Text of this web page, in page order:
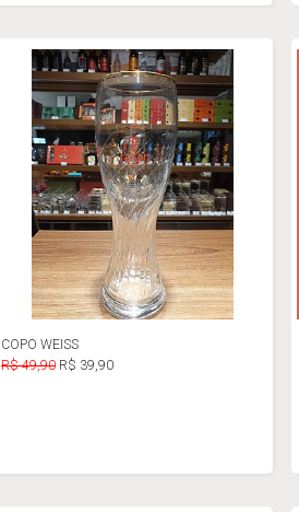
COPO WEISS
R$ 49,90R$ 39,90